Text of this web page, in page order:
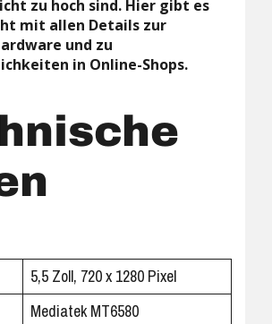
zu hoch sind. Hier gibt es
mit allen Details zur
und zu
in Online-Shops.
5,5 Zoll, 720 x 1280 Pixel
Mediatek MT6580